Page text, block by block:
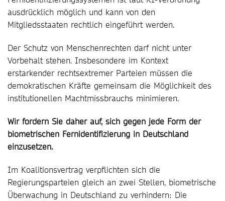
ausdrücklich möglich und kann von den
Mitgliedsstaaten rechtlich eingeführt werden.
Der Schutz von Menschenrechten darf nicht unter
Vorbehalt stehen. Insbesondere im Kontext
erstarkender rechtsextremer Parteien müssen die
demokratischen Kräfte gemeinsam die Möglichkeit des
institutionellen Machtmissbrauchs minimieren.
Wir fordern Sie daher auf, sich gegen jede Form der
biometrischen Fernidentifizierung in Deutschland
einzusetzen.
Im Koalitionsvertrag verpflichten sich die
Regierungsparteien gleich an zwei Stellen, biometrische
Überwachung in Deutschland zu verhindern: Die